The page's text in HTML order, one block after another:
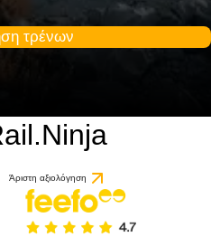
τρένων
Άριστη αξιολόγηση